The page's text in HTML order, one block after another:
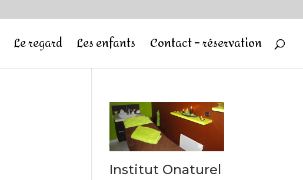
Le regard Les enfants Contact – réservation
Institut Onaturel